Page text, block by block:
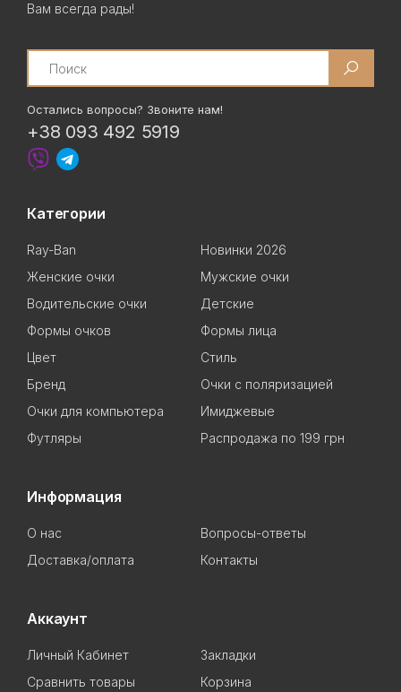
Вам всегда рады!
Search
Остались вопросы? Звоните нам!
+38 093 492 5919
Категории
Ray-Ban
Новинки 2026
Женские очки
Мужские очки
Водительские очки
Детские
Формы очков
Формы лица
Цвет
Стиль
Бренд
Очки с поляризацией
Очки для компьютера
Имиджевые
Футляры
Распродажа по 199 грн
Информация
О нас
Вопросы-ответы
Доставка/оплата
Контакты
Аккаунт
Личный Кабинет
Закладки
Сравнить товары
Корзина